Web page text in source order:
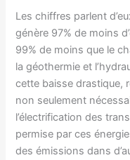
Les chiffres parlent
génère 97% de moins
99% de moins que le
la géothermie et
cette baisse drastique,
non seulement
l’électrification des
permise par ces
des émissions dans